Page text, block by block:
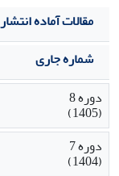
مقالات آماده انتشار
شماره جاری
دوره 8
(1405)
دوره 7
(1404)